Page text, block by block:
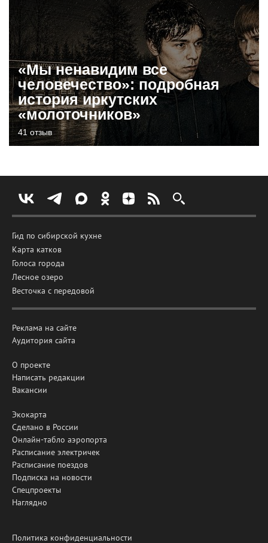
«Мы ненавидим все
человечество»: подробная
история иркутских
«молоточников»
41 отзыв
Гид по сибирской кухне
Карта катков
Голоса города
Лесное озеро
Весточка с передовой
Реклама на сайте
Аудитория сайта
О проекте
Написать редакции
Вакансии
Экокарта
Сделано в России
Онлайн-табло аэропорта
Расписание электричек
Расписание поездов
Подписка на новости
Спецпроекты
Наглядно
Политика конфиденциальности